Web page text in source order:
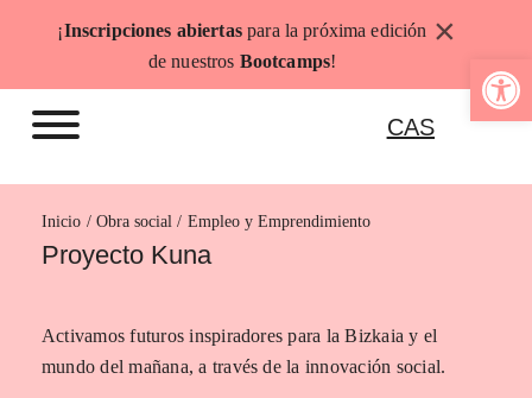
Abrir
¡Inscripciones abiertaspara la próxima edición
de nuestros Bootcamps!
×
CAS
Inicio Empleo y Emprendimiento
Proyecto Kuna
Activamos futuros inspiradores para la Bizkaia y el
mundo del mañana, a través de la innovación social.